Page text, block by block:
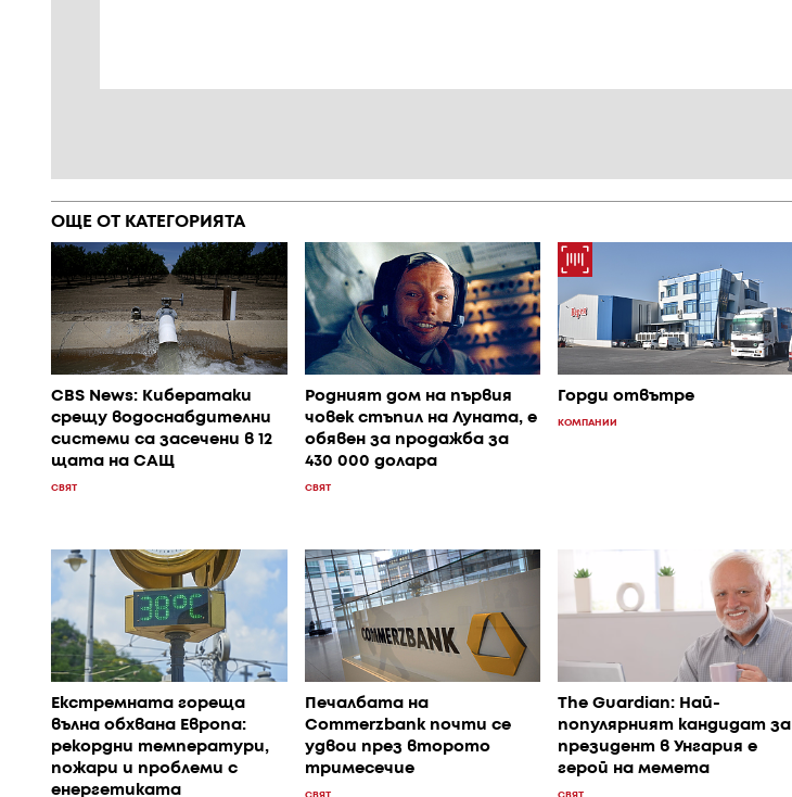
ОЩЕ ОТ КАТЕГОРИЯТА
CBS News: Кибератаки
срещу водоснабдителни
системи са засечени в 12
щата на САЩ
СВЯТ
Родният дом на първия
човек стъпил на Луната, е
обявен за продажба за
430 000 долара
СВЯТ
Горди отвътре
КОМПАНИИ
Екстремната гореща
вълна обхвана Европа:
рекордни температури,
пожари и проблеми с
енергетиката
Печалбата на
Commerzbank почти се
удвои през второто
тримесечие
The Guardian: Най-
популярният кандидат за
президент в Унгария е
герой на мемета